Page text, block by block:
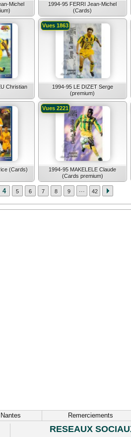
Michel
1994-95 FERRI Jean-Michel
(Cards)
Christian
1994-95 LE DIZET Serge
(premium)
Vues 1863
(Cards)
1994-95 MAKELELE Claude
(Cards premium)
Vues 2221
4 5 6 7 8 9 ... 42
Remerciements
RESEAUX